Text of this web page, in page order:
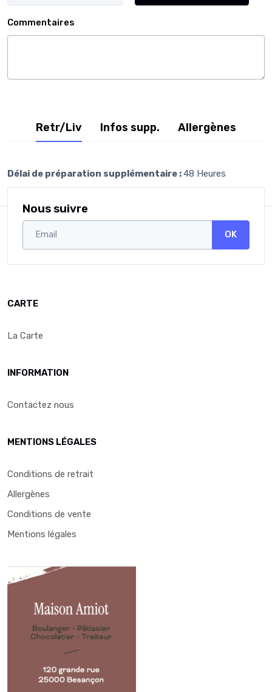
Commentaires
Retr/Liv Infos supp. Allergènes
Délai de préparation supplémentaire :48 Heures
Nous suivre
OK
CARTE
La Carte
INFORMATION
Contactez nous
MENTIONS LÉGALES
Conditions de retrait
Allergènes
Conditions de vente
Mentions légales